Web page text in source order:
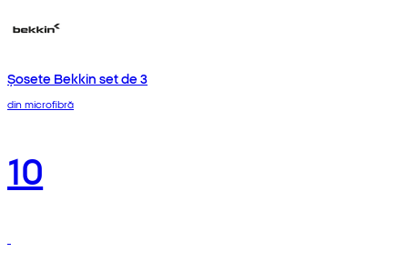
Șosete Bekkin set de 3
din microfibră
10